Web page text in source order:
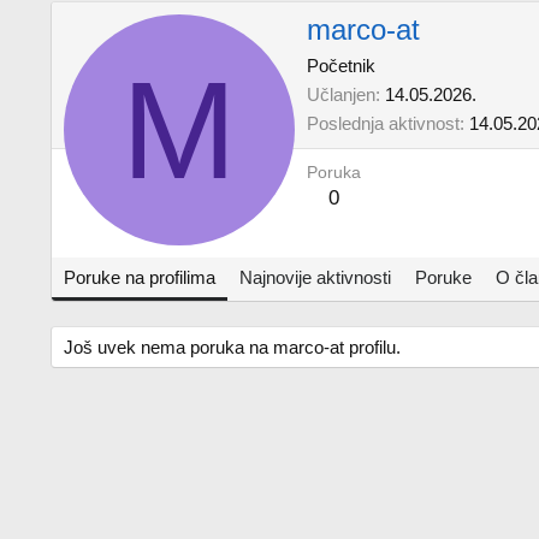
M
marco-at
Početnik
Učlanjen 14.05.2026.
Poslednja aktivnost
Poruka
0
Poruke na profilima Najnovije aktivnosti Poruke O
Još uvek nema poruka na marco-at profilu.